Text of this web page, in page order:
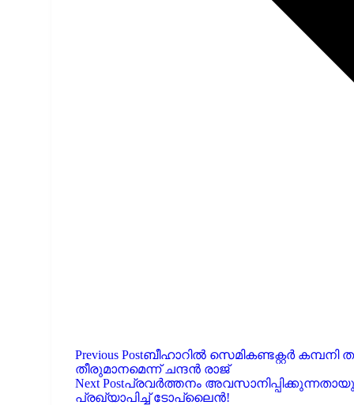
Previous Postബീഹാറിൽ സെമികണ്ടക്റ്റർ കമ്പനി
തീരുമാനമെന്ന് ചന്ദൻ രാജ്
Next Postപ്രവർത്തനം
പ്രഖ്യാപിച്ച് ടോപ്ലൈൻ!